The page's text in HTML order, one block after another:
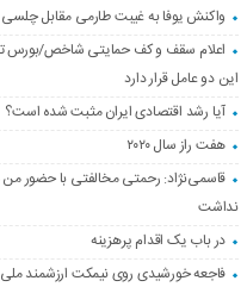
واکنش یوفا به غیبت طارمی مقابل چلسی
اعلام سقف و کف حمایتی شاخص/بورس
این دو عامل قرار دارد
آیا رشد اقتصادی ایران مثبت شده است؟
هفت راز سال ۲۰۲۰
قاسمی‌نژاد: رحمتی مخالفتی با حضور من
نداشت
در باب یک اقدام پرهزینه
فاجعه خورشیدی روی نیمکت ارزشمند ملی